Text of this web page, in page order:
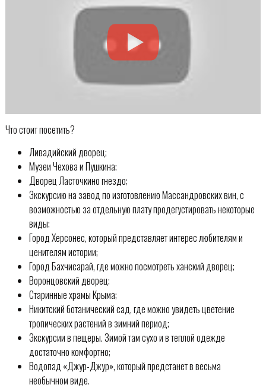
Что стоит посетить?
Ливадийский дворец;
Музеи Чехова и Пушкина;
Дворец Ласточкино гнездо;
Экскурсию на завод по изготовлению Массандровских вин, с
возможностью за отдельную плату продегустировать некоторые
виды;
Город Херсонес, который представляет интерес любителям и
ценителям истории;
Город Бахчисарай, где можно посмотреть ханский дворец;
Воронцовский дворец;
Старинные храмы Крыма;
Никитский ботанический сад, где можно увидеть цветение
тропических растений в зимний период;
Экскурсии в пещеры. Зимой там сухо и в теплой одежде
достаточно комфортно;
Водопад «Джур-Джур», который предстанет в весьма
необычном виде.